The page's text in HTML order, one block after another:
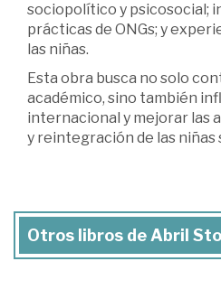
sociopolítico y psicosocial;
prácticas de ONGs; y
las niñas.
Esta obra busca no solo
académico, sino también
internacional y mejorar las
y reintegración de las niñas
Otros libros de Abril